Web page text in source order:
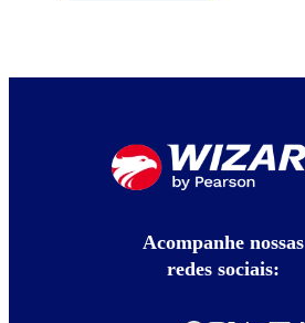
Acompanhe nossas
redes sociais: